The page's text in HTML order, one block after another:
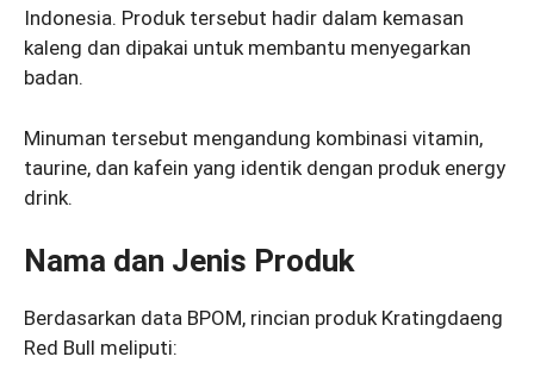
Indonesia. Produk tersebut hadir dalam kemasan
kaleng dan dipakai untuk membantu menyegarkan
badan.
Minuman tersebut mengandung kombinasi vitamin,
taurine, dan kafein yang identik dengan produk energy
drink.
Nama dan Jenis Produk
Berdasarkan data BPOM, rincian produk Kratingdaeng
Red Bull meliputi: